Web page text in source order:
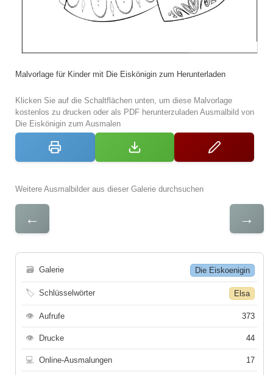
Malvorlage für Kinder mit Die Eiskönigin zum Herunterladen
Klicken Sie auf die Schaltflächen unten, um diese Malvorlage
kostenlos zu drucken oder als PDF herunterzuladen Ausmalbild von
Die Eiskönigin zum Ausmalen
Weitere Ausmalbilder aus dieser Galerie durchsuchen
← →
🗃 Galerie Die Eiskoenigin
🏷 Schlüsselwörter Elsa
👁 Aufrufe 373
👁 Drucke 44
💻 Online-Ausmalungen 17